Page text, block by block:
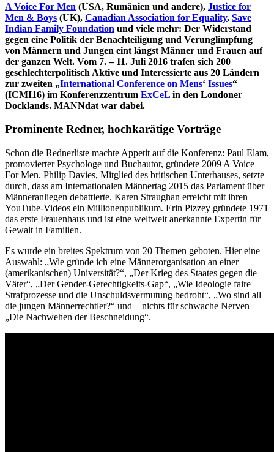
A Voice For Men (USA, Rumänien und andere), Justice for
Men & Boys (UK), Canadian Association for Equality, Save
Indian Family Foundation und viele mehr: Der Widerstand
gegen eine Politik der Benachteiligung und Verunglimpfung
von Männern und Jungen eint längst Männer und Frauen auf
der ganzen Welt. Vom 7. – 11. Juli 2016 trafen sich 200
geschlechterpolitisch Aktive und Interessierte aus 20 Ländern
zur zweiten „International Conference on Mens‘ Issues“
(ICMI16) im Konferenzzentrum ExCeL in den Londoner
Docklands. MANNdat war dabei.
Prominente Redner, hochkarätige Vorträge
Schon die Rednerliste machte Appetit auf die Konferenz: Paul Elam,
promovierter Psychologe und Buchautor, gründete 2009 A Voice
For Men. Philip Davies, Mitglied des britischen Unterhauses, setzte
durch, dass am Internationalen Männertag 2015 das Parlament über
Männeranliegen debattierte. Karen Straughan erreicht mit ihren
YouTube-Videos ein Millionenpublikum. Erin Pizzey gründete 1971
das erste Frauenhaus und ist eine weltweit anerkannte Expertin für
Gewalt in Familien.
Es wurde ein breites Spektrum von 20 Themen geboten. Hier eine
Auswahl: „Wie gründe ich eine Männerorganisation an einer
(amerikanischen) Universität?“, „Der Krieg des Staates gegen die
Väter“, „Der Gender-Gerechtigkeits-Gap“, „Wie Ideologie faire
Strafprozesse und die Unschuldsvermutung bedroht“, „Wo sind all
die jungen Männerrechtler?“ und – nichts für schwache Nerven –
„Die Nachwehen der Beschneidung“.